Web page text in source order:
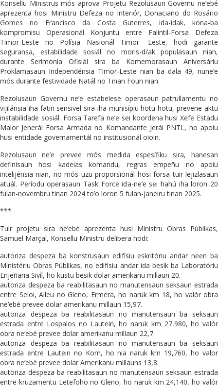
Konsellu Ministrus mós aprova Projetu Rezolusaun Governu ne’ebé
aprezenta hosi Ministru Defeza no Interiór, Donaciano do Rosário
Gomes no Francisco da Costa Guterres, ida-idak, kona-ba
kompromisu Operasionál Konjuntu entre Falintil-Forsa Defeza
Timor-Leste no Polísia Nasionál Timor- Leste, hodi garante
seguransa, estabilidade sosiál no moris-di’ak populasaun nian,
durante Serimónia Ofisiál sira ba Komemorasaun Aniversáriu
Proklamasaun Independénsia Timor-Leste nian ba dala 49, nune’e
mós durante festividade Natál no Tinan Foun nian.
Rezolusaun Governu ne’e estabelese operasaun patrullamentu no
vijilánsia iha fatin sensivel sira iha munisípiu hotu-hotu, prevene aktu
instabilidade sosiál. Forsa Tarefa ne’e sei koordena husi Xefe Estadu
Maior Jenerál Forsa Armada no Komandante Jerál PNTL, ho apoiu
husi entidade governamentál no institusionál oioin.
Rezolusaun ne’e prevee mós medida espesífiku sira, hanesan
definisaun hosi kadeias komandu, regras empeñu no apoiu
intelijénsia nian, no mós uzu proporsionál hosi forsa tuir lejizlasaun
atuál. Períodu operasaun Task Force ida-ne’e sei hahú iha loron 20
fulan-novembru tinan 2024 to’o loron 5 fulan-janeiru tinan 2025.
***
Tuir projetu sira ne’ebé aprezenta husi Ministru Obras Públikas,
Samuel Marçal, Konsellu Ministru delibera hodi:
autoriza despeza ba konstrusaun edifísiu eskritóriu andar neen ba
Ministériu Obras Públikas, no edifísiu andar ida besik ba Laboratóriu
Enjeñaria Sivíl, ho kustu besik dolar amerikanu millaun 20.
autoriza despeza ba reabilitasaun no manutensaun seksaun estrada
entre Seloi, Aileu no Gleno, Ermera, ho naruk km 18, ho valór obra
ne’ebé prevee dolar amerikanu millaun 15,97.
autoriza despeza ba reabilitasaun no manutensaun ba seksaun
estrada entre Lospalos no Lautein, ho naruk km 27,980, ho valór
obra ne’ebé prevee dolar amerikanu millaun 22,7.
autoriza despeza ba reabilitasaun no manutensaun ba seksaun
estrada entre Lautein no Kom, ho nia naruk km 19,760, ho valor
obra ne’ebé prevee dolar Amerikanu millauns 13,8.
autoriza despeza ba reabilitasaun no manutensaun seksaun estrada
entre kruzamentu Letefoho no Gleno, ho naruk km 24,140, ho valór